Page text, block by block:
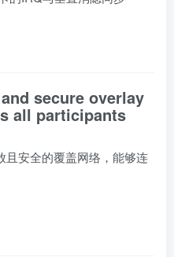
secure overlay
all participants
且安全的覆盖网络，能够连